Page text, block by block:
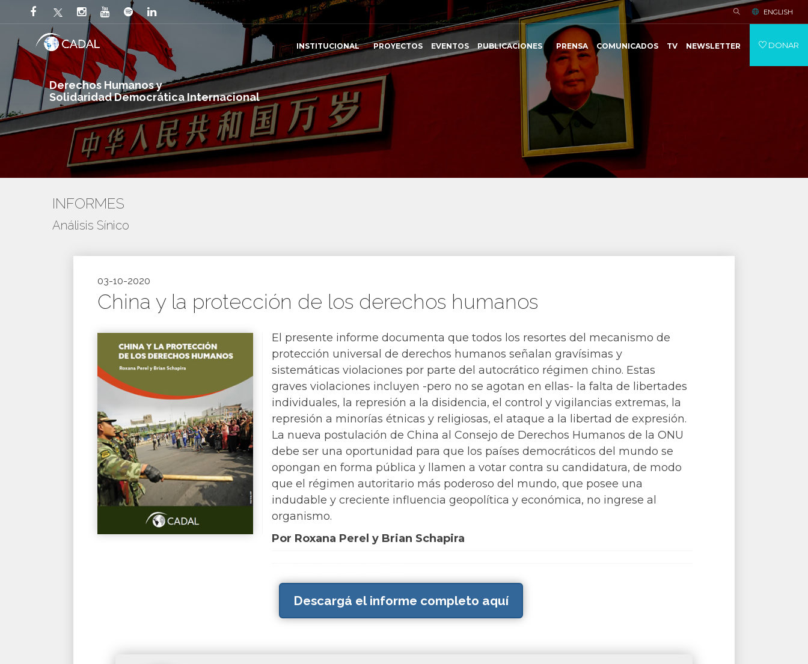
Derechos Humanos y
Solidaridad Democrática Internacional
ENGLISH
INSTITUCIONAL PROYECTOS EVENTOS PUBLICACIONES PRENSA COMUNICADOS TV NEWSLETTER DONAR
INFORMES
Análisis Sínico
03-10-2020
China y la protección de los derechos humanos
El presente informe documenta que todos los resortes del mecanismo de
protección universal de derechos humanos señalan gravísimas y
sistemáticas violaciones por parte del autocrático régimen chino. Estas
graves violaciones incluyen -pero no se agotan en ellas- la falta de libertades
individuales, la represión a la disidencia, el control y vigilancias extremas, la
represión a minorías étnicas y religiosas, el ataque a la libertad de expresión.
La nueva postulación de China al Consejo de Derechos Humanos de la ONU
debe ser una oportunidad para que los países democráticos del mundo se
opongan en forma pública y llamen a votar contra su candidatura, de modo
que el régimen autoritario más poderoso del mundo, que posee una
indudable y creciente influencia geopolítica y económica, no ingrese al
organismo.
Por Roxana Perel y Brian Schapira
Descargá el informe completo aquí